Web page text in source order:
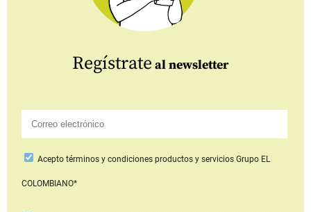
Regístrate al newsletter
Aceptotérminos y condiciones productos y serviciosGrupo EL
COLOMBIANO*